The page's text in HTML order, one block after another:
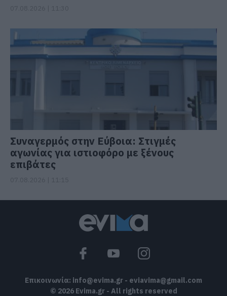
Συναγερμός στην Εύβοια: Στιγμές
αγωνίας για ιστιοφόρο με ξένους
επιβάτες
Επικοινωνία: info@evima.gr - eviavima@gmail.com
© 2026 Evima.gr - All rights reserved